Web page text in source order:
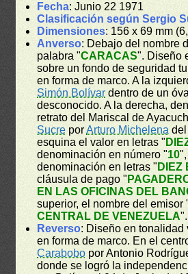
Fecha: Junio 22 1971
Clasificación según Sergio
Dimensiones: 156 x 69 mm
Anverso: Debajo del nombre
palabra "CARACAS". Diseño
sobre un fondo de seguridad
en forma de marco. A la
Simón Bolívar dentro de un
desconocido. A la derecha,
retrato del Mariscal de
Sucre porArturo Michelena
esquina el valor en letras "
denominación en número "10
denominación en letras " DIEZ
cláusula de pago "
EN LAS OFICINAS DEL
superior, el nombre del emisor
CENTRAL DE VENEZUELA".
Reverso: Diseño en tonalidad
en forma de marco. En el
Carabobo por Antonio
donde se logró la